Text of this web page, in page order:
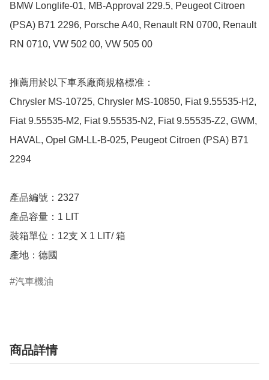
BMW Longlife-01, MB-Approval 229.5, Peugeot Citroen
(PSA) B71 2296, Porsche A40, Renault RN 0700, Renault
RN 0710, VW 502 00, VW 505 00
推薦用於以下車系廠商規格標准：
Chrysler MS-10725, Chrysler MS-10850, Fiat 9.55535-H2,
Fiat 9.55535-M2, Fiat 9.55535-N2, Fiat 9.55535-Z2, GWM,
HAVAL, Opel GM-LL-B-025, Peugeot Citroen (PSA) B71
2294
產品編號：2327
產品容量：1 LIT
裝箱單位：12支 X 1 LIT/ 箱
產地：德國
汽車機油
商品詳情